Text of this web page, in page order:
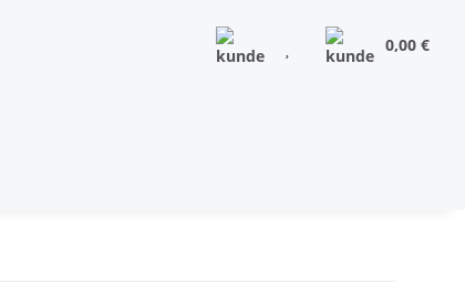
0,00 €